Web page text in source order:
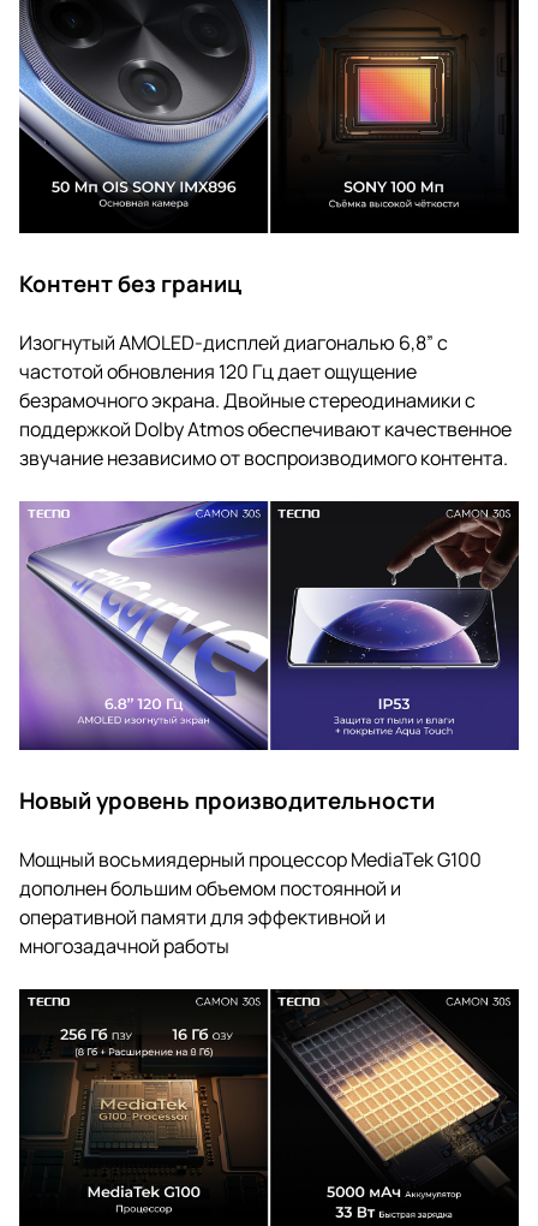
Контент без границ
Изогнутый AMOLED-дисплей диагональю 6,8” c
частотой обновления 120 Гц дает ощущение
безрамочного экрана. Двойные стереодинамики с
поддержкой Dolby Atmos обеспечивают качественное
звучание независимо от воспроизводимого контента.
Новый уровень производительности
Мощный восьмиядерный процессор MediaTek G100
дополнен большим объемом постоянной и
оперативной памяти для эффективной и
многозадачной работы